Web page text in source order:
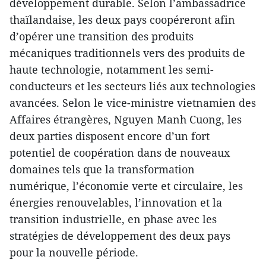
développement durable. Selon l’ambassadrice
thaïlandaise, les deux pays coopéreront afin
d’opérer une transition des produits
mécaniques traditionnels vers des produits de
haute technologie, notamment les semi-
conducteurs et les secteurs liés aux technologies
avancées. Selon le vice-ministre vietnamien des
Affaires étrangères, Nguyen Manh Cuong, les
deux parties disposent encore d’un fort
potentiel de coopération dans de nouveaux
domaines tels que la transformation
numérique, l’économie verte et circulaire, les
énergies renouvelables, l’innovation et la
transition industrielle, en phase avec les
stratégies de développement des deux pays
pour la nouvelle période.